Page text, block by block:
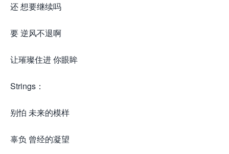
还 想要继续吗
要 逆风不退啊
让璀璨住进 你眼眸
Strings：
别怕 未来的模样
辜负 曾经的凝望